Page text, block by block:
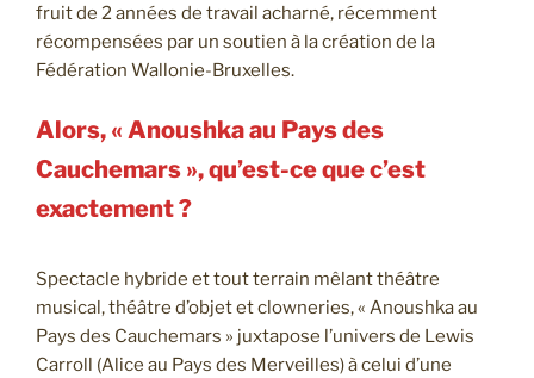
fruit de 2 années de travail acharné, récemment
récompensées par un soutien à la création de la
Fédération Wallonie-Bruxelles.
Alors, « Anoushka au Pays des
Cauchemars », qu’est-ce que c’est
exactement ?
Spectacle hybride et tout terrain mêlant théâtre
musical, théâtre d’objet et clowneries, « Anoushka au
Pays des Cauchemars » juxtapose l’univers de Lewis
Carroll (Alice au Pays des Merveilles) à celui d’une